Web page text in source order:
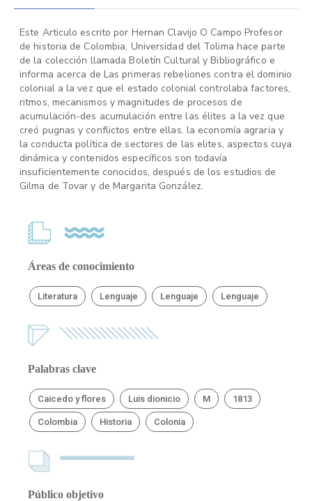
Este Articulo escrito por Hernan Clavijo O Campo Profesor
de historia de Colombia, Universidad del Tolima hace parte
de la colección llamada Boletín Cultural y Bibliográfico e
informa acerca de Las primeras rebeliones contra el dominio
colonial a la vez que el estado colonial controlaba factores,
ritmos, mecanismos y magnitudes de procesos de
acumulación-des acumulación entre las élites a la vez que
creó pugnas y conflictos entre ellas. la economía agraria y
la conducta política de sectores de las elites, aspectos cuya
dinámica y contenidos específicos son todavía
insuficientemente conocidos, después de los estudios de
Gilma de Tovar y de Margarita González.
Áreas de conocimiento
Literatura Lenguaje Lenguaje Lenguaje
Palabras clave
Caicedo y flores Luis dionicio M 1813
Colombia Historia Colonia
Público objetivo